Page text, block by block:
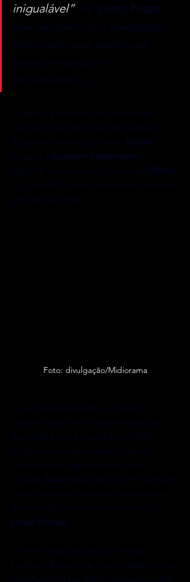
inigualável” diz Victor Pozas
que também foi o idealizador
do projeto que acabou se
transformando no
documentário.
A ideia de fazer um documentário
nasceu no lendário estúdio Abbey
Road em Londres, quando Pozas
sugeriu a Augusto Nascimento
registrar uma sessão musical de Milton
no “templo” onde os Beatles gravaram
grandes sucessos.
Foto: divulgação/Midiorama
A pandemia atrapalhou o plano
original, mas com o lançamento da
derradeira turnê mundial em 2022,
surgiu a ideia da realização de um
“road movie” documental. Para a
missão, Victor não pensou em nenhum
outro nome e convidou a experiente
diretora de projetos internacionais
Flavia Moraes
O filme viaja por Lisboa, Veneza,
Londres, Barcelona, Los Angeles, Nova
York, Ouro Preto, Belo Horizonte e Rio